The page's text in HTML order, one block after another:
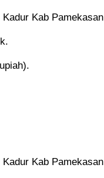
Kab Pamekasan
Kab Pamekasan